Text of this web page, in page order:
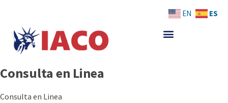
content
Consulta en Linea
Consulta en Linea
EN ES